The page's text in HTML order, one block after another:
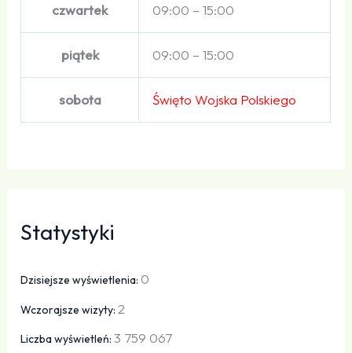
czwartek 09:00 – 15:00
piątek 09:00 – 15:00
sobota Święto Wojska Polskiego
Statystyki
Dzisiejsze wyświetlenia: 0
Wczorajsze wizyty:2
Liczba wyświetleń:3 759 067